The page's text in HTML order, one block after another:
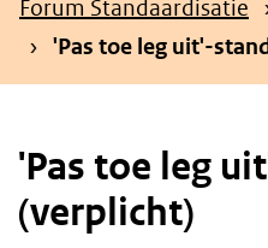
Kruimelpad
Forum Standaardisatie
'Pas toe leg uit'-
'Pas toe leg
(verplicht)